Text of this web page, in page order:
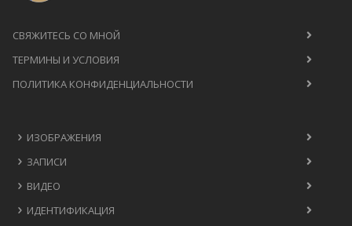
СВЯЖИТЕСЬ СО МНОЙ
ТЕРМИНЫ И УСЛОВИЯ
ПОЛИТИКА КОНФИДЕНЦИАЛЬНОСТИ
ИЗОБРАЖЕНИЯ
ЗАПИСИ
ВИДЕО
ИДЕНТИФИКАЦИЯ